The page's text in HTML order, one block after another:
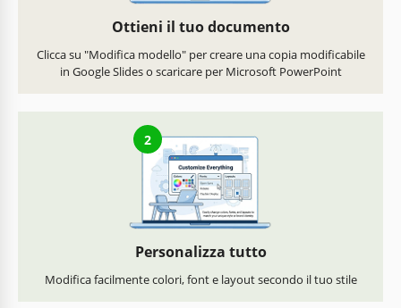
Ottieni il tuo documento
Clicca su "Modifica modello" per creare una copia modificabile
in Google Slides o scaricare per Microsoft PowerPoint
2
Personalizza tutto
Modifica facilmente colori, font e layout secondo il tuo stile